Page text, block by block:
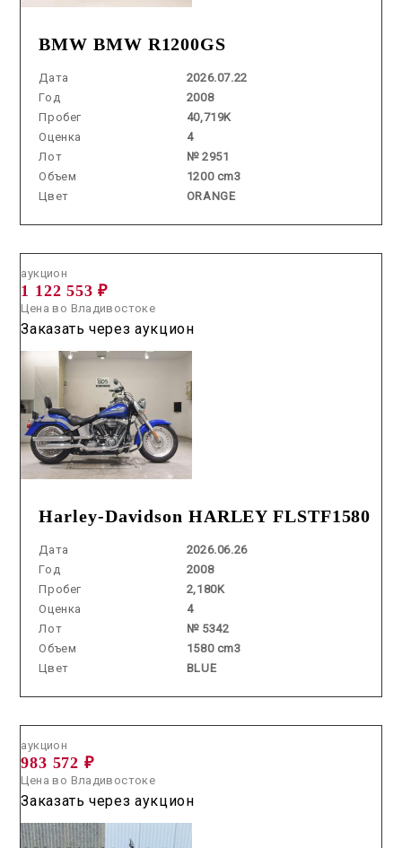
BMW BMW R1200GS
Дата
2026.07.22
Год
2008
Пробег
40,719K
Оценка
4
Лот
№ 2951
Объем
1200 cm3
Цвет
ORANGE
Harley-Davidson HARLEY FLSTF1580
Дата
2026.06.26
Год
2008
Пробег
2,180K
Оценка
4
Лот
№ 5342
Объем
1580 cm3
Цвет
BLUE
аукцион
1 122 553 ₽
Цена во Владивостоке
Заказать через аукцион
аукцион
983 572 ₽
Цена во Владивостоке
Заказать через аукцион